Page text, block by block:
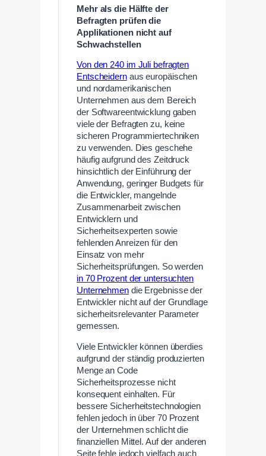
Mehr als die Hälfte der
Befragten prüfen die
Applikationen nicht auf
Schwachstellen
Von den 240 im Juli befragten
Entscheidernaus europäischen
und nordamerikanischen
Unternehmen aus dem Bereich
der Softwareentwicklung gaben
viele der Befragten zu, keine
sicheren Programmiertechniken
zu verwenden. Dies geschehe
häufig aufgrund des Zeitdruck
hinsichtlich der Einführung der
Anwendung, geringer Budgets für
die Entwickler, mangelnde
Zusammenarbeit zwischen
Entwicklern und
Sicherheitsexperten sowie
fehlenden Anreizen für den
Einsatz von mehr
Sicherheitsprüfungen. So werden
in 70 Prozent der untersuchten
Unternehmendie Ergebnisse der
Entwickler nicht auf der Grundlage
sicherheitsrelevanter Parameter
gemessen.
Viele Entwickler können überdies
aufgrund der ständig produzierten
Menge an Code
Sicherheitsprozesse nicht
konsequent einhalten. Für
bessere Sicherheitstechnologien
fehlen jedoch in über 70 Prozent
der Unternehmen schlicht die
finanziellen Mittel. Auf der anderen
Seite fehle jedoch vielfach auch